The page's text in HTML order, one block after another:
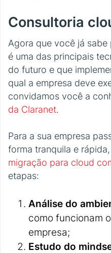
Consultoria
Agora que você já
é uma das principais
do futuro e que
qual a empresa deve
convidamos você a
da Claranet.
Para a sua empresa
forma tranquila e
migração para cloud
etapas:
Análise do
como funcionam
empresa;
Estudo do